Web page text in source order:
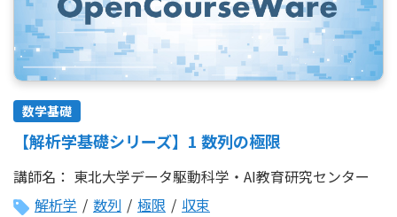
数学基礎
【解析学基礎シリーズ】1 数列の極限
講師名： 東北大学データ駆動科学・AI教育研究センター
解析学 / 数列 / 極限 / 収束